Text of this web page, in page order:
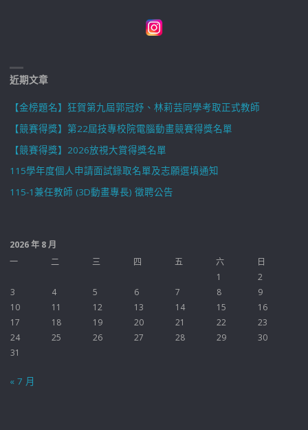
近期文章
【金榜題名】狂賀第九屆郭冠妤、林莉芸同學考取正式教師
【競賽得獎】第22屆技專校院電腦動畫競賽得獎名單
【競賽得獎】2026放視大賞得獎名單
115學年度個人申請面試錄取名單及志願選填通知
115-1兼任教師 (3D動畫專長) 徵聘公告
2026 年 8 月
一
二 三 四 五 六
日
1
2
3
4 5 6 7 8
9
10
11 12 13 14 15
16
17
18 19 20 21 22
23
24
25 26 27 28 29
30
31
« 7 月